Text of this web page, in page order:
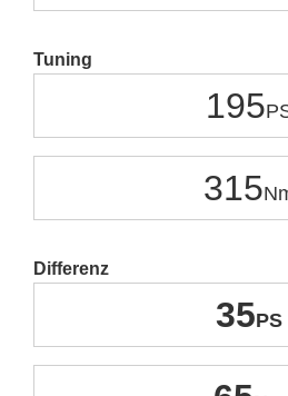
Tuning
195
315
Differenz
35